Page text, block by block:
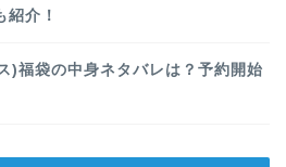
紹介！
)福袋の中身ネタバレは？予約開始